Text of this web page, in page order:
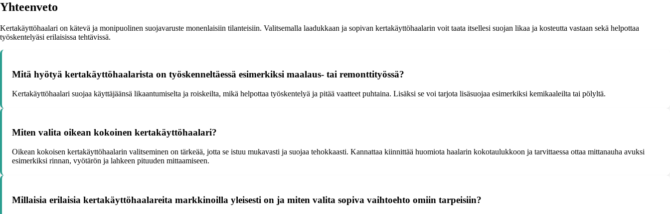
Yhteenveto
Kertakäyttöhaalari on kätevä ja monipuolinen suojavaruste monenlaisiin tilanteisiin. Valitsemalla laadukkaan ja sopivan kertakäyttöhaalarin voit taata itsellesi suojan likaa ja kosteutta vastaan sekä helpottaa
työskentelyäsi erilaisissa tehtävissä.
Mitä hyötyä kertakäyttöhaalarista on työskenneltäessä esimerkiksi maalaus- tai remonttityössä?
Kertakäyttöhaalari suojaa käyttäjäänsä likaantumiselta ja roiskeilta, mikä helpottaa työskentelyä ja pitää vaatteet puhtaina. Lisäksi se voi tarjota lisäsuojaa esimerkiksi kemikaaleilta tai pölyltä.
Miten valita oikean kokoinen kertakäyttöhaalari?
Oikean kokoisen kertakäyttöhaalarin valitseminen on tärkeää, jotta se istuu mukavasti ja suojaa tehokkaasti. Kannattaa kiinnittää huomiota haalarin kokotaulukkoon ja tarvittaessa ottaa mittanauha avuksi
esimerkiksi rinnan, vyötärön ja lahkeen pituuden mittaamiseen.
Millaisia erilaisia kertakäyttöhaalareita markkinoilla yleisesti on ja miten valita sopiva vaihtoehto omiin tarpeisiin?